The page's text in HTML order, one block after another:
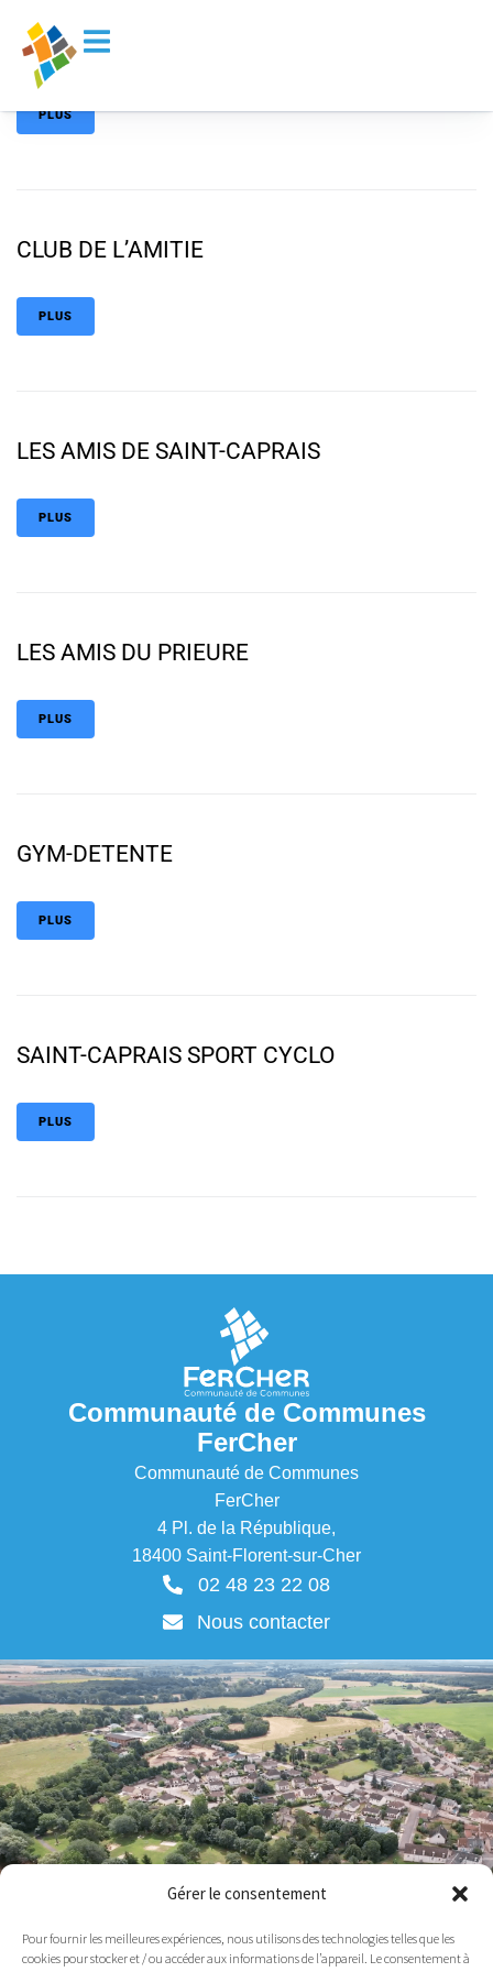
Gérer le consentement
Pour fournir les meilleures expériences, nous utilisons des technologies telles que les
cookies pour stocker et / ou accéder aux informations de l’appareil. Le consentement à
principal
MORDUES DE SCRAP
PLUS
CLUB DE L’AMITIE
PLUS
LES AMIS DE SAINT-CAPRAIS
PLUS
LES AMIS DU PRIEURE
PLUS
GYM-DETENTE
PLUS
SAINT-CAPRAIS SPORT CYCLO
PLUS
Communauté de Communes
FerCher
Communauté de Communes
FerCher
4 Pl. de la République,
18400 Saint-Florent-sur-Cher
02 48 23 22 08
Nous contacter